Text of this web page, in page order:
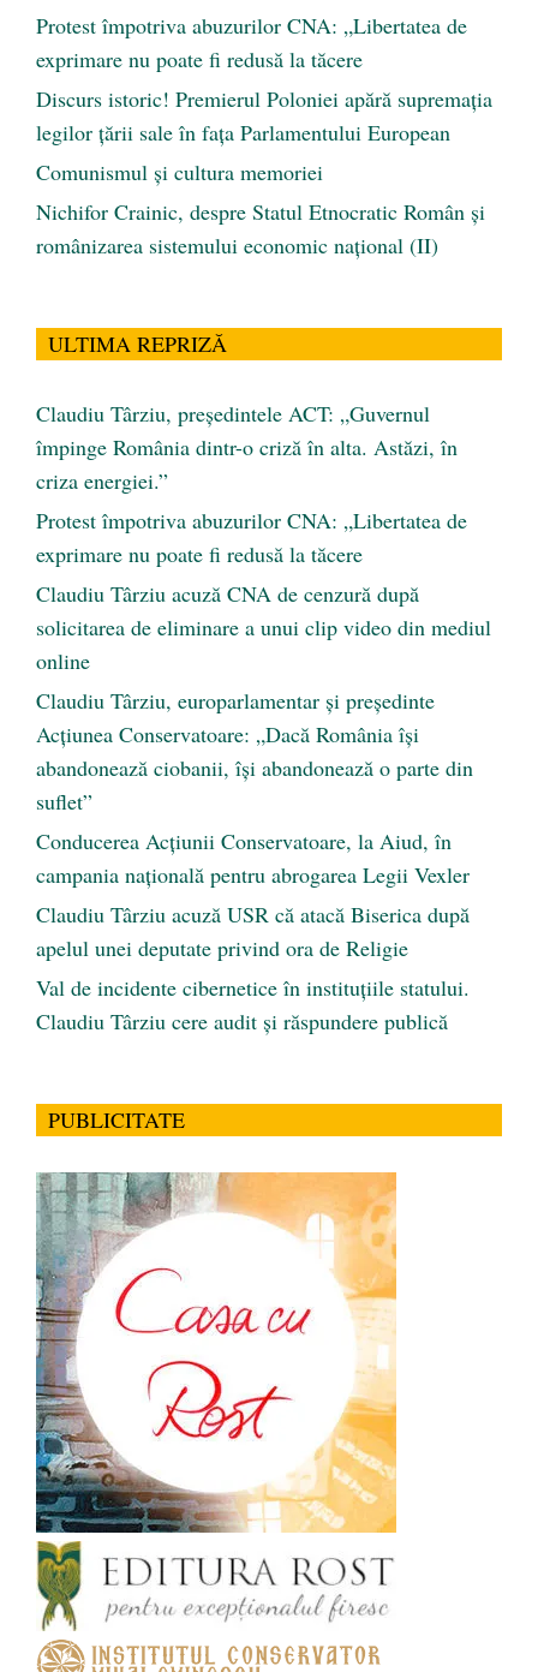
Protest împotriva abuzurilor CNA: „Libertatea de
exprimare nu poate fi redusă la tăcere
Discurs istoric! Premierul Poloniei apără supremația
legilor țării sale în fața Parlamentului European
Comunismul şi cultura memoriei
Nichifor Crainic, despre Statul Etnocratic Român şi
românizarea sistemului economic naţional (II)
ULTIMA REPRIZĂ
Claudiu Târziu, președintele ACT: „Guvernul
împinge România dintr-o criză în alta. Astăzi, în
criza energiei.”
Protest împotriva abuzurilor CNA: „Libertatea de
exprimare nu poate fi redusă la tăcere
Claudiu Târziu acuză CNA de cenzură după
solicitarea de eliminare a unui clip video din mediul
online
Claudiu Târziu, europarlamentar și președinte
Acțiunea Conservatoare: „Dacă România își
abandonează ciobanii, își abandonează o parte din
suflet”
Conducerea Acțiunii Conservatoare, la Aiud, în
campania națională pentru abrogarea Legii Vexler
Claudiu Târziu acuză USR că atacă Biserica după
apelul unei deputate privind ora de Religie
Val de incidente cibernetice în instituțiile statului.
Claudiu Târziu cere audit și răspundere publică
PUBLICITATE